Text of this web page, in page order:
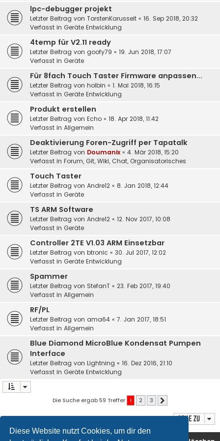
Diese Website nutzt Cookies, um dir den
lpc-debugger projekt
Letzter Beitrag von TorstenKarusseit « 16. Sep 2018, 20:32
Verfasst in Geräte Entwicklung
4temp für V2.11 ready
Letzter Beitrag von goofy79 « 19. Jun 2018, 17:07
Verfasst in Geräte
Für 8fach Touch Taster Firmware anpassen...
Letzter Beitrag von holbin « 1. Mai 2018, 16:15
Verfasst in Geräte Entwicklung
Produkt erstellen
Letzter Beitrag von Echo « 18. Apr 2018, 11:42
Verfasst in Allgemein
Deaktivierung Foren-Zugriff per Tapatalk
Letzter Beitrag von Doumanix « 4. Mär 2018, 15:20
Verfasst in Forum, Git, Wiki, Chat, Organisatorisches
Touch Taster
Letzter Beitrag von Andre12 « 8. Jan 2018, 12:44
Verfasst in Geräte
TS ARM Software
Letzter Beitrag von Andre12 « 12. Nov 2017, 10:08
Verfasst in Geräte
Controller 2TE V1.03 ARM Einsetzbar
Letzter Beitrag von btronic « 30. Jul 2017, 12:02
Verfasst in Geräte Entwicklung
Spammer
Letzter Beitrag von StefanT « 23. Feb 2017, 19:40
Verfasst in Allgemein
RF/PL
Letzter Beitrag von ama64 « 7. Jan 2017, 18:51
Verfasst in Allgemein
Blue Diamond MicroBlue Kondensat Pumpen
Interface
Letzter Beitrag von Lightning « 16. Dez 2016, 21:10
Verfasst in Geräte Entwicklung
Die Suche ergab 59 Treffer 1 2 3
Gehe zu